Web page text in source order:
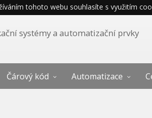
tohoto webu souhlasíte s využitím
systémy a automatizační prvky
Čárový kód Automatizace